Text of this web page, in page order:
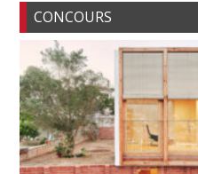
CONCOURS